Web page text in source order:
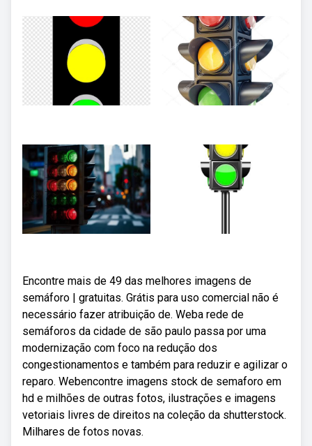
Encontre mais de 49 das melhores imagens de
semáforo | gratuitas. Grátis para uso comercial não é
necessário fazer atribuição de. Weba rede de
semáforos da cidade de são paulo passa por uma
modernização com foco na redução dos
congestionamentos e também para reduzir e agilizar o
reparo. Webencontre imagens stock de semaforo em
hd e milhões de outras fotos, ilustrações e imagens
vetoriais livres de direitos na coleção da shutterstock.
Milhares de fotos novas.